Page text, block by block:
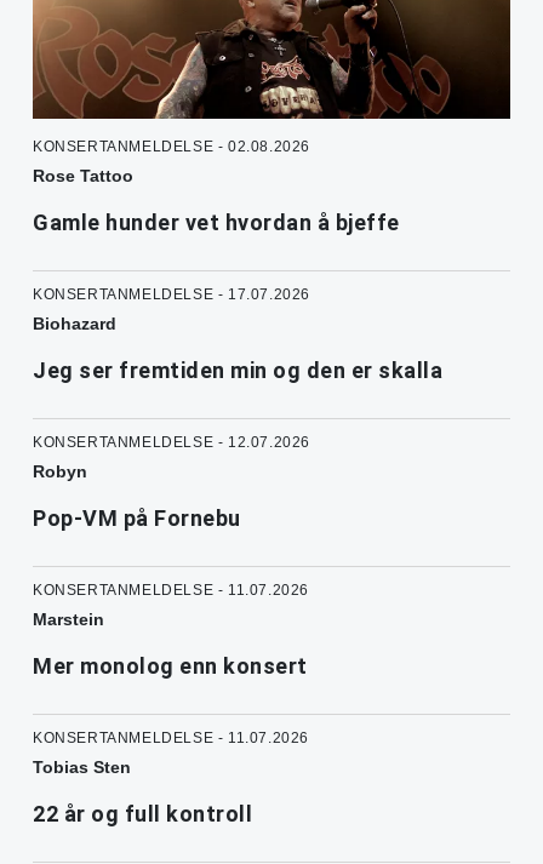
KONSERTANMELDELSE - 02.08.2026
Rose Tattoo
Gamle hunder vet hvordan å bjeffe
KONSERTANMELDELSE - 17.07.2026
Biohazard
Jeg ser fremtiden min og den er skalla
KONSERTANMELDELSE - 12.07.2026
Robyn
Pop-VM på Fornebu
KONSERTANMELDELSE - 11.07.2026
Marstein
Mer monolog enn konsert
KONSERTANMELDELSE - 11.07.2026
Tobias Sten
22 år og full kontroll